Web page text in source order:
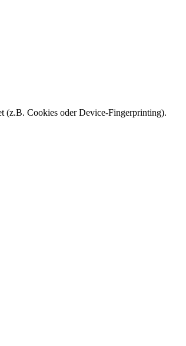
(z.B. Cookies oder Device-Fingerprinting).